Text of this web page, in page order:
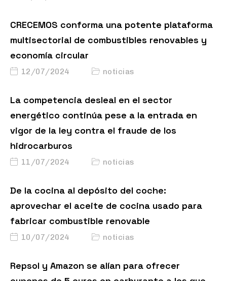
CRECEMOS conforma una potente plataforma
multisectorial de combustibles renovables y
economía circular
12/07/2024 noticias
La competencia desleal en el sector
energético continúa pese a la entrada en
vigor de la ley contra el fraude de los
hidrocarburos
11/07/2024 noticias
De la cocina al depósito del coche:
aprovechar el aceite de cocina usado para
fabricar combustible renovable
10/07/2024 noticias
Repsol y Amazon se alían para ofrecer